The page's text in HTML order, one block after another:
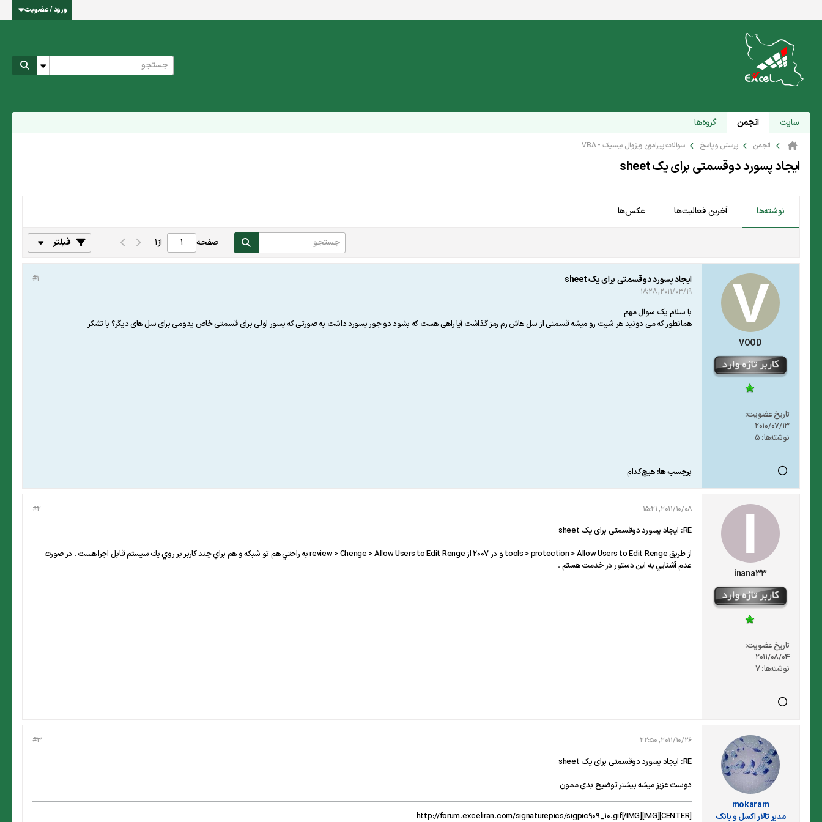
ورود / عضویت
سایت انجمن گروه‌ها
انجمن پرسش و پاسخ سوالات پیرامون ویژوال بیسیک - VBA
ایجاد پسورد دوقسمتی برای یک sheet
نوشته‌ها آخرین فعالیت‌ها عکس‌ها
صفحه از1 فیلتر
VOOD
تاریخ عضویت:
2010/07/13
نوشته‌ها: 5
#1 ایجاد پسورد دوقسمتی برای یک sheet
2011/03/19, 18:28
با سلام یک سوال مهم
همانطور که می دونید هر شیت رو میشه قسمتی از سل هاش رم رمز گذاشت آیا راهی هست که بشود دو جور پسورد داشت به صورتی که پسور اولی برای قسمتی خاص پدومی برای سل های دیگر؟ با تشکر
برچسب ها: هیچ‌کدام
inana33
تاریخ عضویت:
2011/08/04
نوشته‌ها:7
#2 2011/10/08, 15:21
RE: ایجاد پسورد دوقسمتی برای یک sheet
از طريق tools > protection > Allow Users to Edit Renge و در 2007 از review > Chenge > Allow Users to Edit Renge به راحتي هم تو شبكه و هم براي چند كاربر بر روي يك سيستم قابل اجرا هست . در صورت
عدم آشنايي به اين دستور در خدمت هستم .
mokaram
مدير تالار اکسل و بانک
#3 2011/10/26, 22:50
RE: ایجاد پسورد دوقسمتی برای یک sheet
دوست عزیز میشه بیشتر توضیح بدی ممون
[CENTER][IMG]http://forum.exceliran.com/signaturepics/sigpic909_10.gif[/IMG]